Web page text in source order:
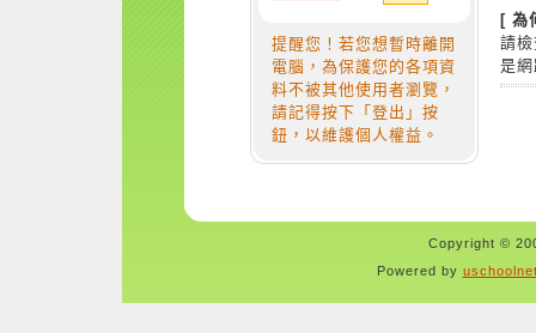
提醒您！若您想暫時離開
電腦，為保護您的各項資
料不被其他使用者瀏覽，
請記得按下「登出」按
鈕，以維護個人權益。
[ 為
請
是
Copyright ©
Powered by